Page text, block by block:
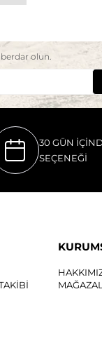
olun.
30 GÜN
SEÇENEĞİ